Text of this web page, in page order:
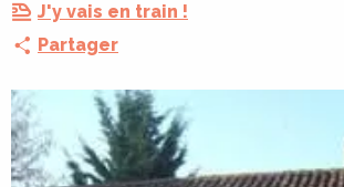
J'y vais en train !
Partager